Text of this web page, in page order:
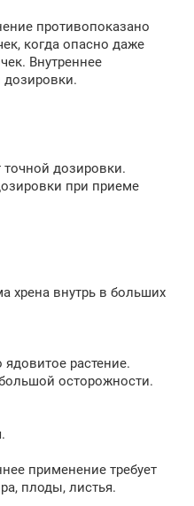
противопоказано
когда опасно даже
Внутреннее
дозировки.
точной дозировки.
при приеме
хрена внутрь в больших
растение.
осторожности.
применение требует
плоды, листья.